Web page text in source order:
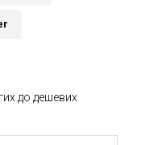
до дешевих